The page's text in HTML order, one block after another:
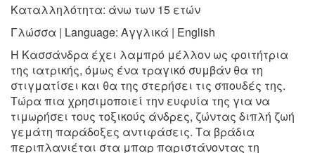
Καταλληλότητα: άνω των 15 ετών
Γλώσσα | Language: Αγγλικά | English
Η Κασσάνδρα έχει λαμπρό μέλλον ως φοιτήτρια
της ιατρικής, όμως ένα τραγικό συμβάν θα τη
στιγματίσει και θα της στερήσει τις σπουδές της.
Τώρα πια χρησιμοποιεί την ευφυία της για να
τιμωρήσει τους τοξικούς άνδρες, ζώντας διπλή ζωή
γεμάτη παράδοξες αντιφάσεις. Τα βράδια
περιπλανιέται στα μπαρ παριστάνοντας τη